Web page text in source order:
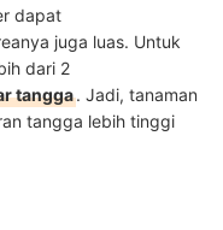
dapat
juga luas. Untuk
dari 2
tangga. Jadi, tanaman
tangga lebih tinggi